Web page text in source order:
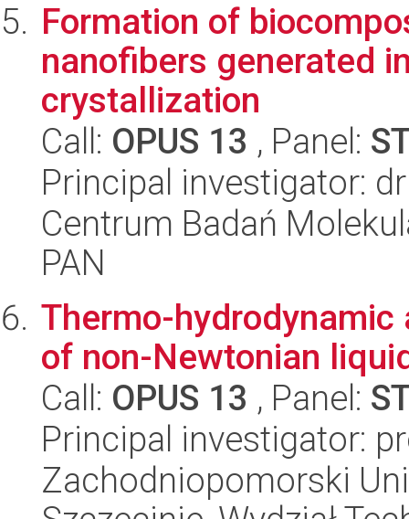
Formation of
nanofibers generated
crystallization
Call: OPUS 13 , Panel:
Principal investigator:
Centrum Badań
PAN
Thermo-
of non-Newtonian
Call: OPUS 13 , Panel:
Principal investigator:
Zachodniopomorski